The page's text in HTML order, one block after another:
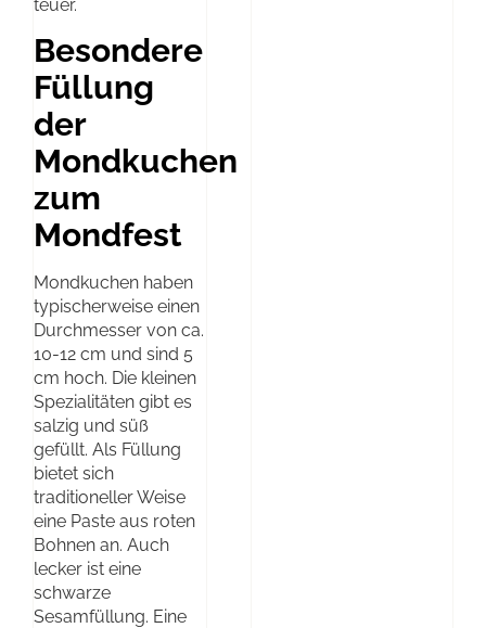
teuer.
Besondere
Füllung
der
Mondkuchen
zum
Mondfest
Mondkuchen haben
typischerweise einen
Durchmesser von ca.
10-12 cm und sind 5
cm hoch. Die kleinen
Spezialitäten gibt es
salzig und süß
gefüllt. Als Füllung
bietet sich
traditioneller Weise
eine Paste aus roten
Bohnen an. Auch
lecker ist eine
schwarze
Sesamfüllung. Eine